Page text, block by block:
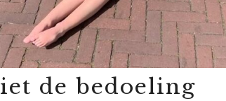
de bedoeling